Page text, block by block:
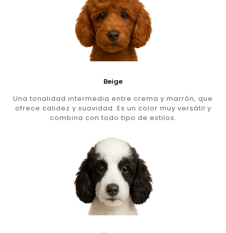
Beige
Una tonalidad intermedia entre crema y marrón, que
ofrece calidez y suavidad. Es un color muy versátil y
combina con todo tipo de estilos.